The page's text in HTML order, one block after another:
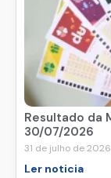
Resultado da
30/07/2026
31 de julho de 2026
Ler noticia